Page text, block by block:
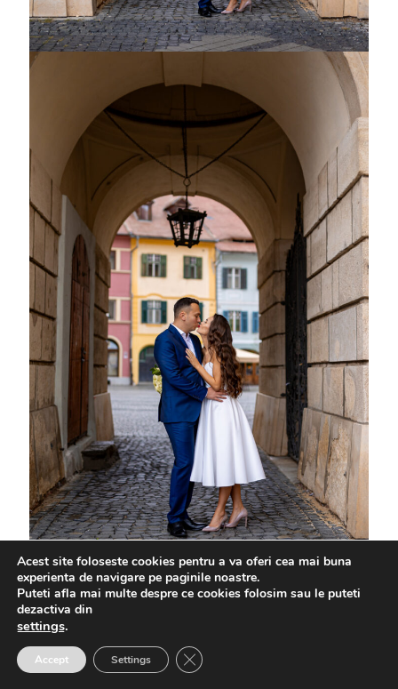
Acest site foloseste cookies pentru a va oferi cea mai buna
experienta de navigare pe paginile noastre.
Puteti afla mai multe despre ce cookies folosim sau le puteti
dezactiva din
settings.
Accept Settings Close GDPR Cookie Banner